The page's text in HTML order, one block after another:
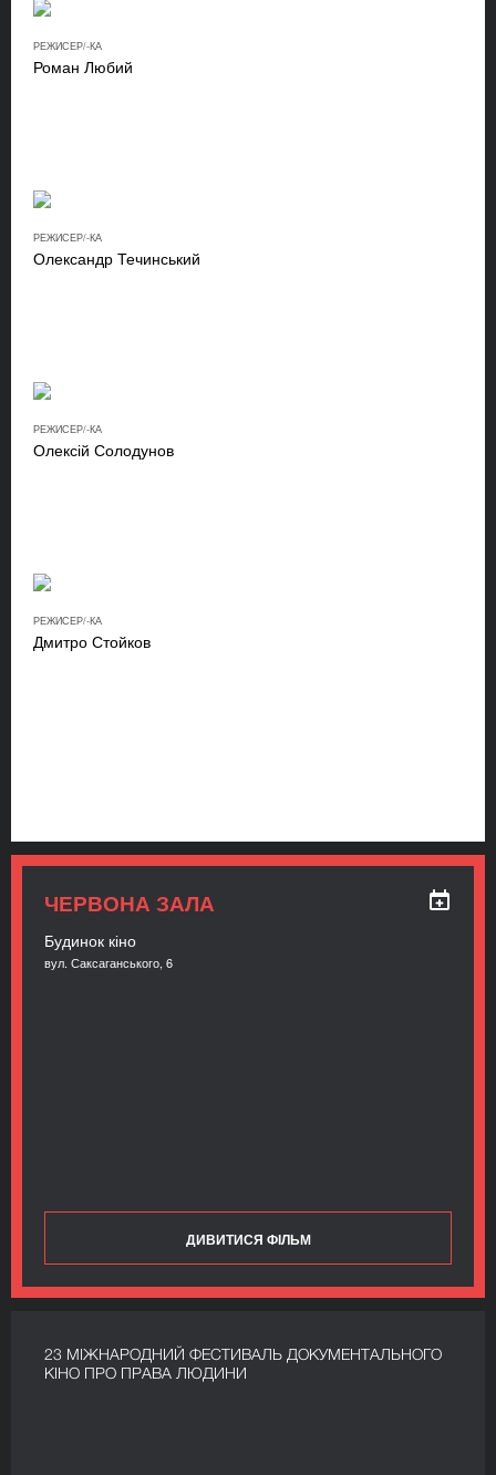
РЕЖИСЕР/-КА
Роман Любий
РЕЖИСЕР/-КА
Олександр Течинський
РЕЖИСЕР/-КА
Олексій Солодунов
РЕЖИСЕР/-КА
Дмитро Стойков
ЧЕРВОНА ЗАЛА
Будинок кіно
вул. Саксаганського, 6
ДИВИТИСЯ ФІЛЬМ
23 МІЖНАРОДНИЙ ФЕСТИВАЛЬ ДОКУМЕНТАЛЬНОГО
КІНО ПРО ПРАВА ЛЮДИНИ